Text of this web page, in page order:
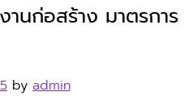
นก่อสร้าง มาตรการ
by admin